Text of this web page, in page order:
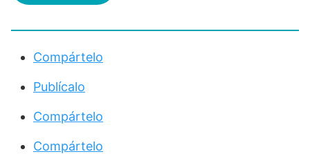
Compártelo
Publícalo
Compártelo
Compártelo